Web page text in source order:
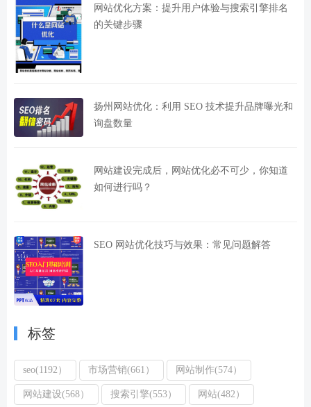
网站优化方案：提升用户体验与搜索引擎排名
的关键步骤
扬州网站优化：利用 SEO 技术提升品牌曝光和
询盘数量
网站建设完成后，网站优化必不可少，你知道
如何进行吗？
SEO 网站优化技巧与效果：常见问题解答
标签
seo(1192） 市场营销(661） 网站制作(574）
网站建设(568） 搜索引擎(553） 网站(482）